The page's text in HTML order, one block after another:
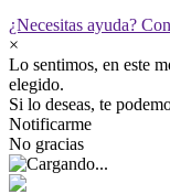
¿Necesitas ayuda?
×
Lo sentimos, en este
elegido.
Si lo deseas, te
Notificarme
No gracias